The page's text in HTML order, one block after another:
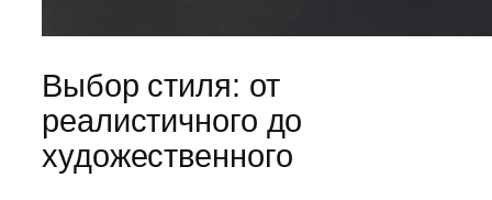
Выбор стиля: от
реалистичного до
художественного